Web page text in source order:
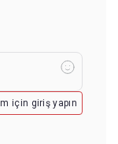
için giriş yapın